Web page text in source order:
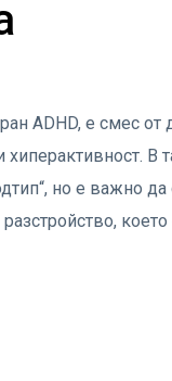
ADHD, е смес от
В
но е важно да
което